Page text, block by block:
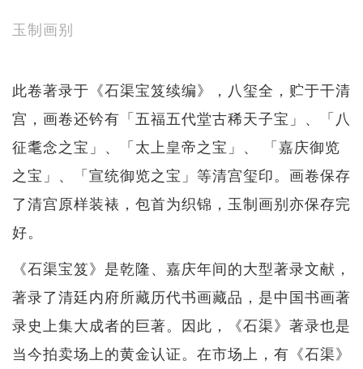
玉制画别
此卷著录于《石渠宝笈续编》，八玺全，贮于干清
宫，画卷还钤有「五福五代堂古稀天子宝」、「八
征耄念之宝」、「太上皇帝之宝」、 「嘉庆御览
之宝」、「宣统御览之宝」等清宫玺印。画卷保存
了清宫原样装裱，包首为织锦，玉制画别亦保存完
好。
《石渠宝笈》是乾隆、嘉庆年间的大型著录文献，
著录了清廷内府所藏历代书画藏品，是中国书画著
录史上集大成者的巨著。因此，《石渠》著录也是
当今拍卖场上的黄金认证。在市场上，有《石渠》